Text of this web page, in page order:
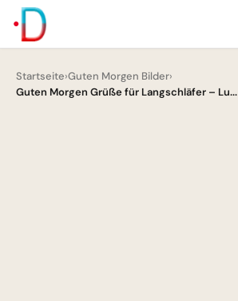
Startseite›Guten Morgen Bilder›
Guten Morgen Grüße für Langschläfer – Lu...